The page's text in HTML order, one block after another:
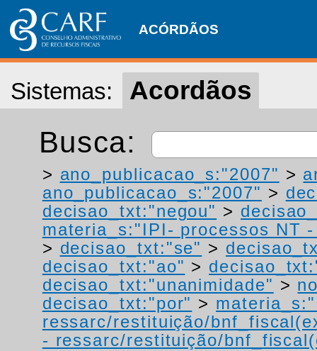
ACÓRDÃOS
Sistemas: Acordãos
Busca:
> ano_publicacao_s:"2007" >
ano_publicacao_s:"2007" >
decisao_txt:"negou" >
materia_s:"IPI- processos NT
> decisao_txt:"se" >
decisao_txt:"ao" >
decisao_txt:"unanimidade" >
decisao_txt:"por" >
ressarc/restituição/
- ressarc/restituição/